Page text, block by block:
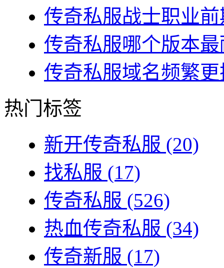
传奇私服战士职业
传奇私服哪个版本
传奇私服域名频繁
热门标签
新开传奇私服 (20)
找私服 (17)
传奇私服 (526)
热血传奇私服 (34)
传奇新服 (17)